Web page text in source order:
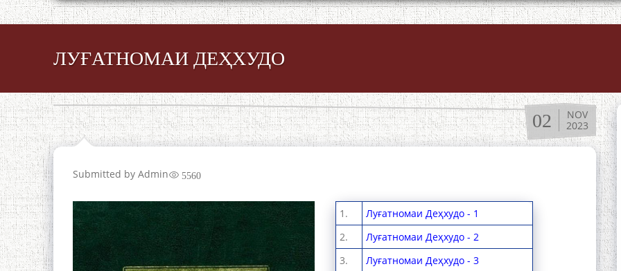
ЛУҒАТНОМАИ ДЕҲХУДО
02
NOV
2023
Submitted by Admin 5560
1.
Луғатномаи Деҳхудо - 1
2.
Луғатномаи Деҳхудо - 2
3.
Луғатномаи Деҳхудо - 3